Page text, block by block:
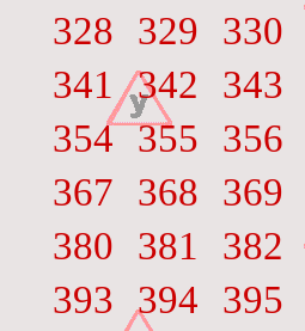
328
329 330
341
342 343
354 355 356
367
368 369
380
381 382
393 394 395